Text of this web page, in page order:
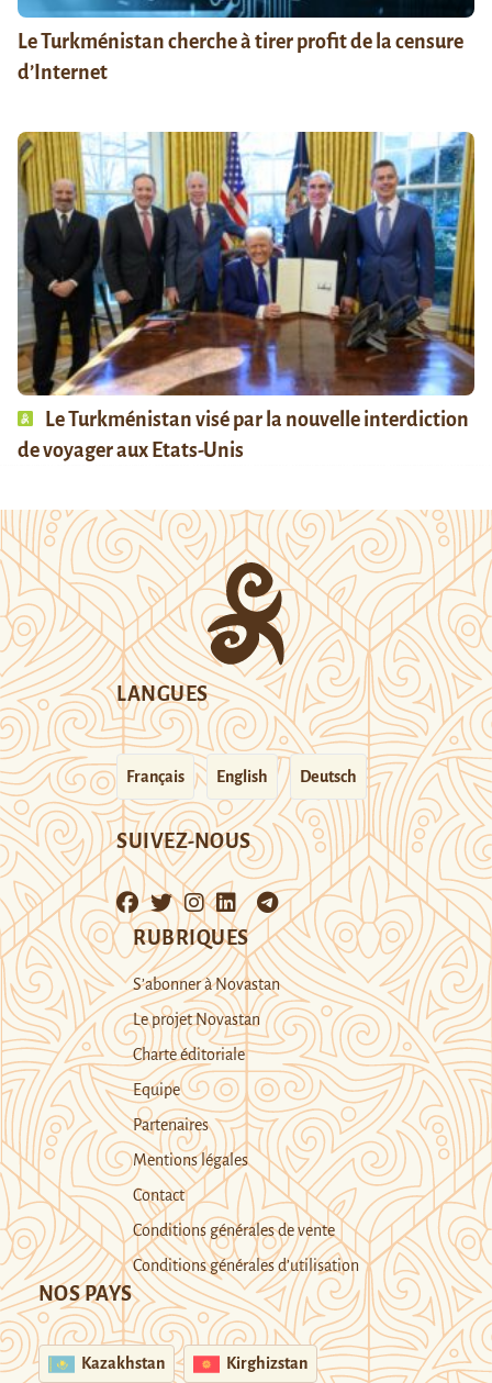
Le Turkménistan cherche à tirer profit de la censure
d’Internet
Le Turkménistan visé par la nouvelle interdiction
de voyager aux Etats-Unis
LANGUES
Français English Deutsch
SUIVEZ-NOUS
RUBRIQUES
S’abonner à Novastan
Le projet Novastan
Charte éditoriale
Equipe
Partenaires
Mentions légales
Contact
Conditions générales de vente
Conditions générales d’utilisation
NOS PAYS
Kazakhstan Kirghizstan